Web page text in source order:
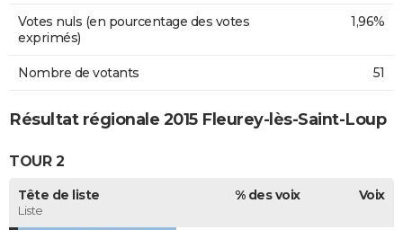
Votes nuls (en pourcentage des votes
exprimés)
1,96%
Nombre de votants 51
Résultat régionale 2015 Fleurey-lès-Saint-Loup
TOUR 2
Tête de liste
Liste
% des voix Voix